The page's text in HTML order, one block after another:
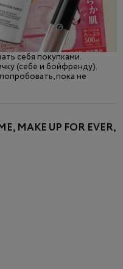
себя покупками.
(себе и бойфренду).
пока не
MAKE UP FOR EVER,